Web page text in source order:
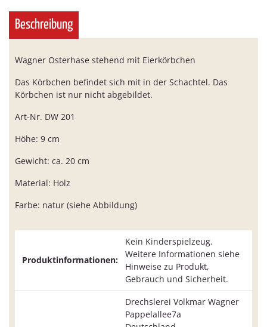
Beschreibung
Wagner Osterhase stehend mit Eierkörbchen
Das Körbchen befindet sich mit in der Schachtel. Das
Körbchen ist nur nicht abgebildet.
Art-Nr. DW 201
Höhe: 9 cm
Gewicht: ca. 20 cm
Material: Holz
Farbe: natur (siehe Abbildung)
Produktinformationen:
Kein Kinderspielzeug.
Weitere Informationen siehe
Hinweise zu Produkt,
Gebrauch und Sicherheit.
Drechslerei Volkmar Wagner
Pappelallee7a